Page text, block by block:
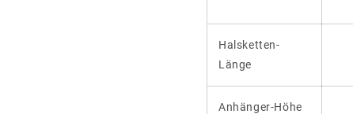
Halsketten-
Länge
Anhänger-Höhe